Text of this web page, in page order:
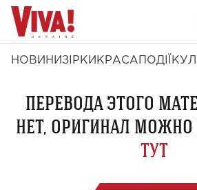
НОВИНИ ЗІРКИ КРАСА ПОДІЇ
ПЕРЕВОДА ЭТОГО
НЕТ, ОРИГИНАЛ МОЖНО
ТУТ